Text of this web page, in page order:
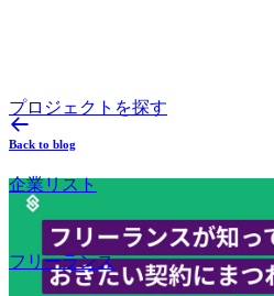
プロジェクトを探す
企業リスト
フリーランス
Back to blog